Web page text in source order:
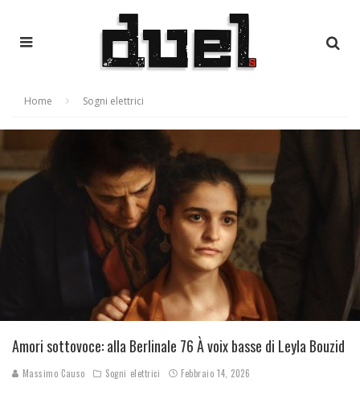
Home Sogni elettrici
Amori sottovoce: alla Berlinale 76 À voix basse di Leyla Bouzid
Massimo Causo Sogni elettrici Febbraio 14, 2026